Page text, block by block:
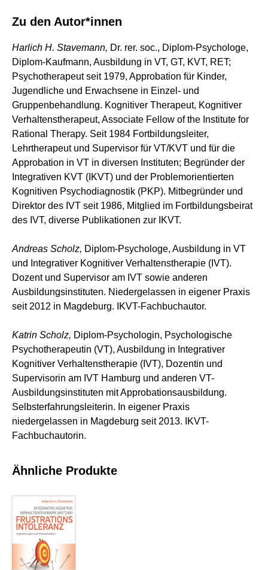
Zu den Autor*innen
Harlich H. Stavemann, Dr. rer. soc., Diplom-Psychologe,
Diplom-Kaufmann, Ausbildung in VT, GT, KVT, RET;
Psychotherapeut seit 1979, Approbation für Kinder,
Jugendliche und Erwachsene in Einzel- und
Gruppenbehandlung. Kognitiver Therapeut, Kognitiver
Verhaltenstherapeut, Associate Fellow of the Institute for
Rational Therapy. Seit 1984 Fortbildungsleiter,
Lehrtherapeut und Supervisor für VT/KVT und für die
Approbation in VT in diversen Instituten; Begründer der
Integrativen KVT (IKVT) und der Problemorientierten
Kognitiven Psychodiagnostik (PKP). Mitbegründer und
Direktor des IVT seit 1986, Mitglied im Fortbildungsbeirat
des IVT, diverse Publikationen zur IKVT.
Andreas Scholz, Diplom-Psychologe, Ausbildung in VT
und Integrativer Kognitiver Verhaltenstherapie (IVT).
Dozent und Supervisor am IVT sowie anderen
Ausbildungsinstituten. Niedergelassen in eigener Praxis
seit 2012 in Magdeburg. IKVT-Fachbuchautor.
Katrin Scholz, Diplom-Psychologin, Psychologische
Psychotherapeutin (VT), Ausbildung in Integrativer
Kognitiver Verhaltenstherapie (IVT), Dozentin und
Supervisorin am IVT Hamburg und anderen VT-
Ausbildungsinstituten mit Approbationsausbildung.
Selbsterfahrungsleiterin. In eigener Praxis
niedergelassen in Magdeburg seit 2013. IKVT-
Fachbuchautorin.
Ähnliche Produkte